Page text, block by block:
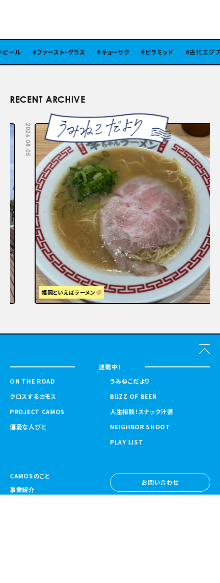
ル ファースト・グラス キョーサク ピラミッド 古代エジプト
RECENT ARCHIVE
2026.08.05
福岡といえばラーメン
2026.07.29
連載中！
ON THE ROAD
クロスするカモス
PROJECT CAMOS
偏愛な人びと
うみねこだより
BUZZ OF BEER
人生相談！スナック汁婆
NEIGHBOR SHOOT
PLAY LIST
CAMOSのこと
事業紹介
お問い合わせ